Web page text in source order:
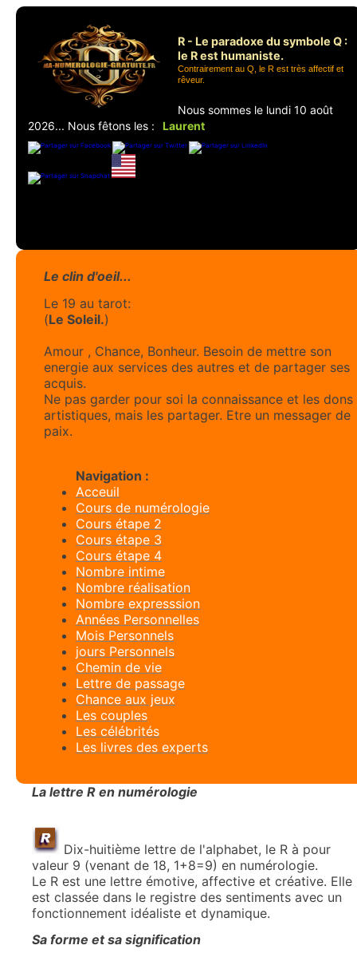
R - Le paradoxe du symbole Q :
le R est humaniste.
Contrairement au Q, le R est très affectif et
rêveur.
Nous sommes le lundi 10 août
2026... Nous fêtons les :
Laurent
Le clin d'oeil...
Le 19 au tarot:
(Le Soleil.)
Amour , Chance, Bonheur. Besoin de mettre son
energie aux services des autres et de partager ses
acquis.
Ne pas garder pour soi la connaissance et les dons
artistiques, mais les partager. Etre un messager de
paix.
Navigation :
Acceuil
Cours de numérologie
Cours étape 2
Cours étape 3
Cours étape 4
Nombre intime
Nombre réalisation
Nombre expresssion
Années Personnelles
Mois Personnels
jours Personnels
Chemin de vie
Lettre de passage
Chance aux jeux
Les couples
Les célébrités
Les livres des experts
La lettre R en numérologie
Dix-huitième lettre de l'alphabet, le R à pour
valeur 9 (venant de 18, 1+8=9) en numérologie.
Le R est une lettre émotive, affective et créative. Elle
est classée dans le registre des sentiments avec un
fonctionnement idéaliste et dynamique.
Sa forme et sa signification